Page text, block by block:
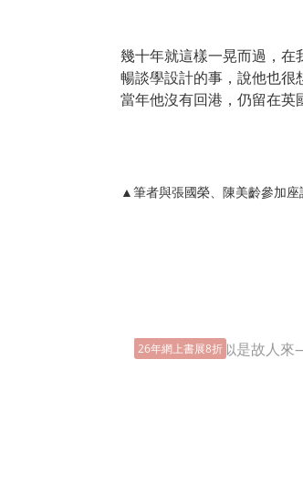
幾十年就這樣一晃而過，
暢談學設計的事，說他也
當年他沒有回港，仍留在英
▲筆者與張國榮、陳美齡參加
26年網上書展8折